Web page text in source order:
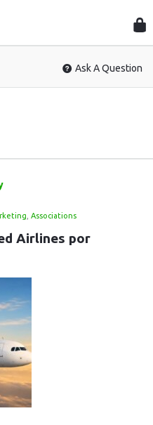
Ask A Question
Associations
Airlines por